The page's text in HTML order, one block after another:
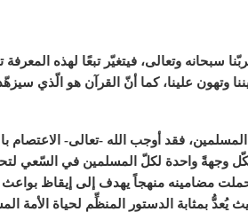
وتعالى، فيتغيّر تبعًا لهذه المعرفة
وتهون علينا، كما أنّ القرآن هو الّذي
فقد أوجب الله -تعالى- الاعتصام
وجهةً واحدة لكلّ المسلمين في السّعي
حملت مضامينه منهجاً يهدف إلى إيقاظ
يُعدُّ بمثابة الدستور المنظِّم لحياة الأمة